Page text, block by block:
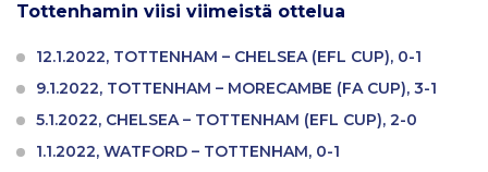
Tottenhamin viisi viimeistä ottelua
12.1.2022, TOTTENHAM – CHELSEA (EFL CUP), 0-1
9.1.2022, TOTTENHAM – MORECAMBE (FA CUP), 3-1
5.1.2022, CHELSEA – TOTTENHAM (EFL CUP), 2-0
1.1.2022, WATFORD – TOTTENHAM, 0-1